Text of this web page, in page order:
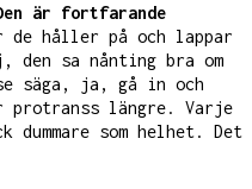
är fortfarande
de håller på och lappar
den sa nånting bra om
säga, ja, gå in och
längre. Varje
som helhet. Det